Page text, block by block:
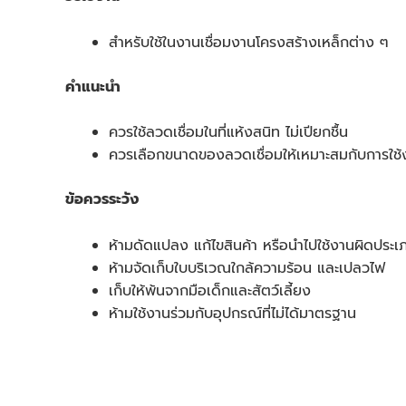
สำหรับใช้ในงานเชื่อมงานโครงสร้างเหล็กต่าง ๆ
คำแนะนำ
ควรใช้ลวดเชื่อมในที่แห้งสนิท ไม่เปียกชื้น
ควรเลือกขนาดของลวดเชื่อมให้เหมาะสมกับการใช้
ข้อควรระวัง
ห้ามดัดแปลง แก้ไขสินค้า หรือนำไปใช้งานผิดประเ
ห้ามจัดเก็บใบบริเวณใกล้ความร้อน และเปลวไฟ
เก็บให้พ้นจากมือเด็กและสัตว์เลี้ยง
ห้ามใช้งานร่วมกับอุปกรณ์ที่ไม่ได้มาตรฐาน